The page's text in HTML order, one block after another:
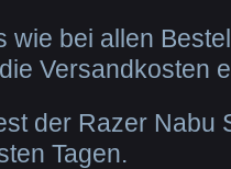
wie bei allen
Versandkosten
der Razer Nabu
Tagen.